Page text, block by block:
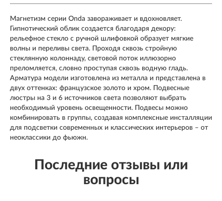
Магнетизм серии Onda завораживает и вдохновляет.
Гипнотический облик создается благодаря декору:
рельефное стекло с ручной шлифовкой образует мягкие
волны и переливы света. Проходя сквозь стройную
стеклянную колоннаду, световой поток иллюзорно
преломляется, словно проступая сквозь водную гладь.
Арматура модели изготовлена из металла и представлена в
двух оттенках: французское золото и хром. Подвесные
люстры на 3 и 6 источников света позволяют выбрать
необходимый уровень освещенности. Подвесы можно
комбинировать в группы, создавая комплексные инсталляции
для подсветки современных и классических интерьеров – от
неоклассики до фьюжн.
Последние отзывы или
вопросы